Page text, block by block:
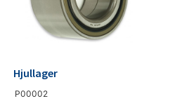
P00002
Hjullager